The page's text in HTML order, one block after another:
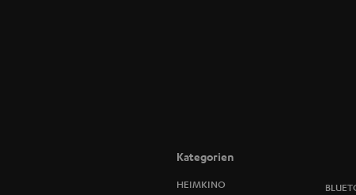
Kategorien
HEIMKINO